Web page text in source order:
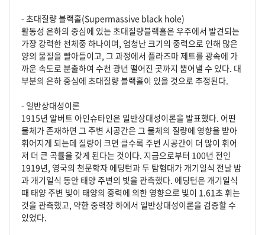
- 초대질량 블랙홀(Supermassive black hole)
활동성 은하의 중심에 있는 초대질량블랙홀은 우주에서 발견되는
가장 강력한 천체중 하나이며, 엄청난 크기의 중력으로 인해 많은
양의 물질을 빨아들이고, 그 과정에서 플라즈마 제트를 광속에 가
까운 속도로 분출하여 수천 광년 떨어진 곳까지 뿜어낼 수 있다. 대
부분의 은하 중심에 초대질량 블랙홀이 있을 것으로 추정된다.
- 일반상대성이론
1915년 알버트 아인슈타인은 일반상대성이론을 발표했다. 어떤
물체가 존재하면 그 주변 시공간은 그 물체의 질량에 영향을 받아
휘어지게 되는데 질량이 크면 클수록 주변 시공간이 더 많이 휘어
져 더 큰 곡률을 갖게 된다는 것이다. 지금으로부터 100년 전인
1919년, 영국의 천문학자 에딩턴과 두 탐험대가 개기일식 전날 밤
과 개기일식 동안 태양 주변의 빛을 관측했다. 에딩턴은 개기일식
때 태양 주변 빛이 태양의 중력에 의한 영향으로 빛이 1.61초 휘는
것을 관측했고, 약한 중력장 하에서 일반상대성이론을 검증할 수
있었다.